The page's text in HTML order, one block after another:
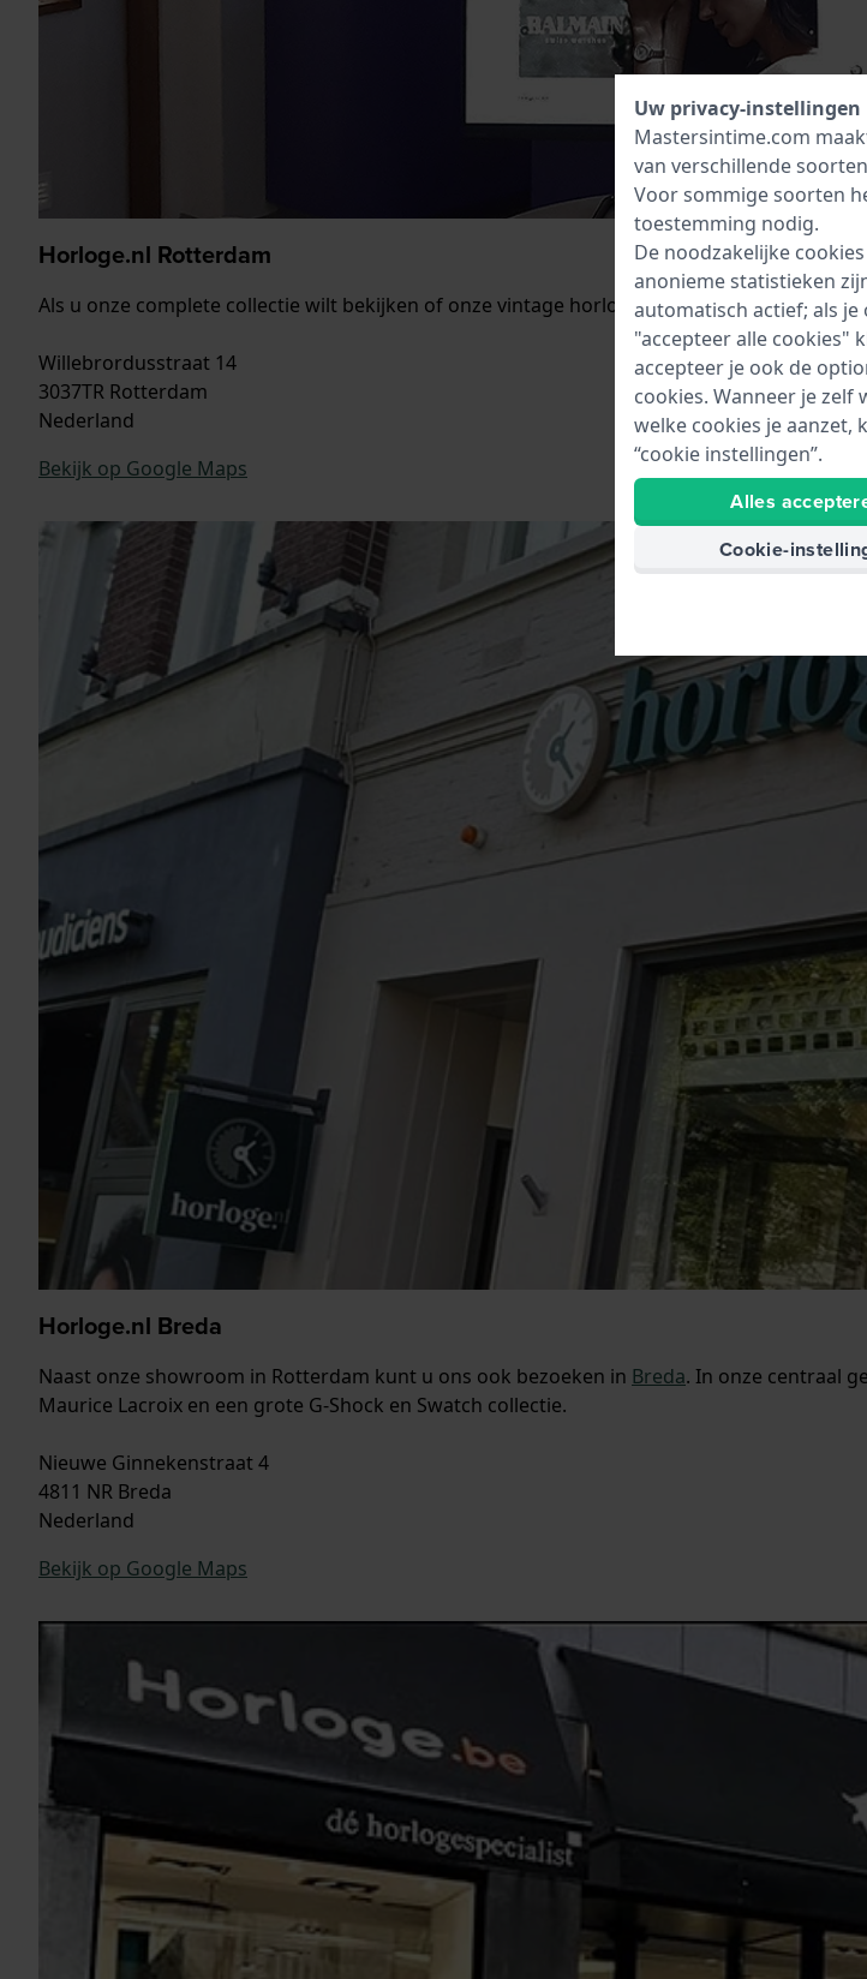
Horloge.nl Rotterdam
Als u onze complete collectie wilt bekijken of onze vintage horloge expert wilt ontmoeten,
Willebrordusstraat 14
3037TR Rotterdam
Nederland
Bekijk op Google Maps
Horloge.nl Breda
Naast onze showroom in Rotterdam kunt u ons ook bezoeken in Breda. In onze centraal
Maurice Lacroix en een grote G-Shock en Swatch collectie.
Nieuwe Ginnekenstraat 4
4811 NR Breda
Nederland
Bekijk op Google Maps
Uw privacy-instellingen
Mastersintime.com
van verschillende soorten
Voor sommige soorten
toestemming nodig.
De noodzakelijke
anonieme statistieken
automatisch actief; als je
"accepteer alle cookies"
accepteer je ook de
cookies. Wanneer je zelf
welke cookies je aanzet,
“cookie instellingen”.
Alles
Cookie-